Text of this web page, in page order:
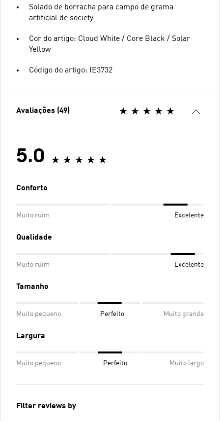
Solado de borracha para campo de grama
artificial de society
Cor do artigo: Cloud White / Core Black / Solar
Yellow
Código do artigo: IE3732
Avaliações (49)
5.0
Conforto
Muito ruim Excelente
Qualidade
Muito ruim Excelente
Tamanho
Muito pequeno Perfeito Muito grande
Largura
Muito pequeno Perfeito Muito largo
Filter reviews by